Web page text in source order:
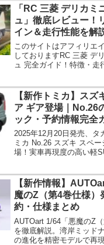
「RC 三菱 デリカミ
ュ」徹底レビュー！
イン＆走行性能を解
このサイトはアフィリエ
しておりますRC 三菱 デ
ュ 完全ガイド！特徴・走
として登場！この記事で
デリカ...
【新作トミカ】スズ
ア ギア登場｜No.26
ック・予約情報完全
2025年12月20日発売、タ
ミカ No.26 スズキ スペ
場！実車再現度の高い軽
【新作情報】
魔のZ（第4巻仕様）
約・仕様まとめ
AUTOart 1/64「悪魔のZ（
を徹底解説。湾岸ミッド
の進化を精密モデルで再現